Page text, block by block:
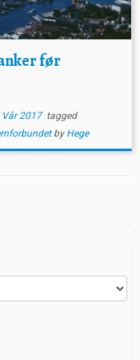
før
Vår 2017 tagged
by Hege